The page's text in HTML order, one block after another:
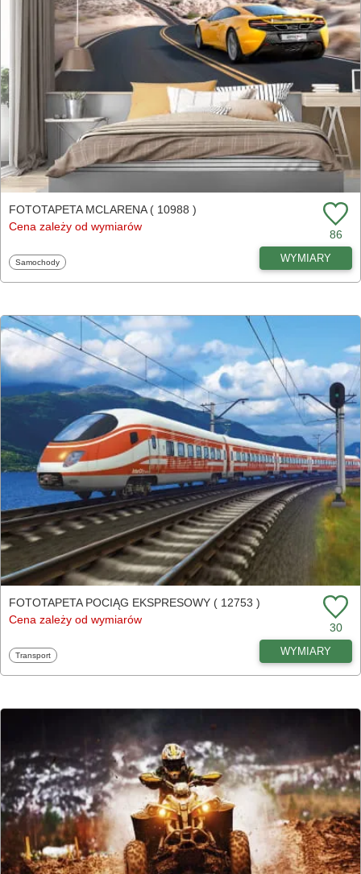
FOTOTAPETA MCLARENA ( 10988 )
Cena zależy od wymiarów
86
Fototapety
Samochody WYMIARY
FOTOTAPETA POCIĄG EKSPRESOWY ( 12753 )
Cena zależy od wymiarów
30
Fototapety
Transport WYMIARY